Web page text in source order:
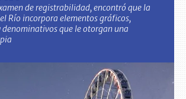
de registrabilidad, encontró que la
Río incorpora elementos gráficos,
que le otorgan una